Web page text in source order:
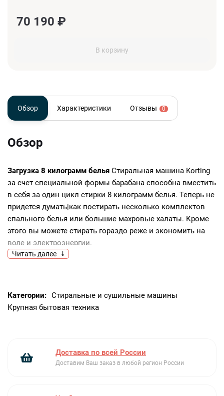
70 190 ₽
В корзину
Обзор Характеристики Отзывы 0
Обзор
Загрузка 8 килограмм белья Стиральная машина Korting
за счет специальной формы барабана способна вместить
в себя за один цикл стирки 8 килограмм белья. Теперь не
придется думать|как постирать несколько комплектов
спального белья или большие махровые халаты. Кроме
этого вы можете стирать гораздо реже и экономить на
воде и электроэнергии.
Скорость отжима 1400 об. мин
выбранных при стирке. В стиральных машинах Korting
максимальное количество вращения барабана может
быстрее|а если вам нужно постирать деликатные вещи|
то вы можете отрегулировать количество оборотов в
Читать далее
Категории: Стиральные и сушильные машины
Крупная бытовая техника
Доставка по всей России
Доставим Ваш заказ в любой регион России